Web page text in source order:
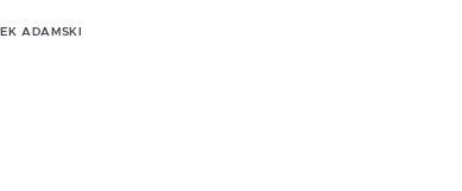
ADAMSKI